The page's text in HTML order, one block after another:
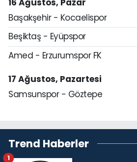
Başakşehir - Kocaelispor
Beşiktaş - Eyüpspor
Amed - Erzurumspor FK
17 Ağustos, Pazartesi
Samsunspor - Göztepe
Trend Haberler
1